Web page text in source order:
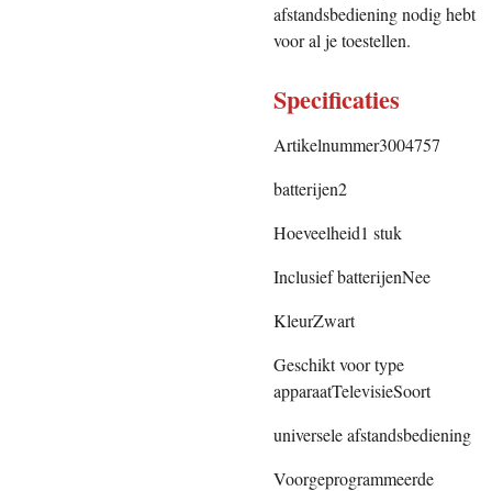
afstandsbediening nodig hebt
voor al je toestellen.
Specificaties
Artikelnummer3004757
batterijen2
Hoeveelheid1 stuk
Inclusief batterijenNee
KleurZwart
Geschikt voor type
apparaatTelevisieSoort
universele afstandsbediening
Voorgeprogrammeerde